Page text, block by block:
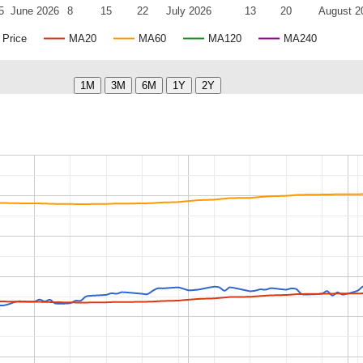
Price MA20 MA60 MA120 MA240
June 2026 July 2026 August
8 15 22 13 20